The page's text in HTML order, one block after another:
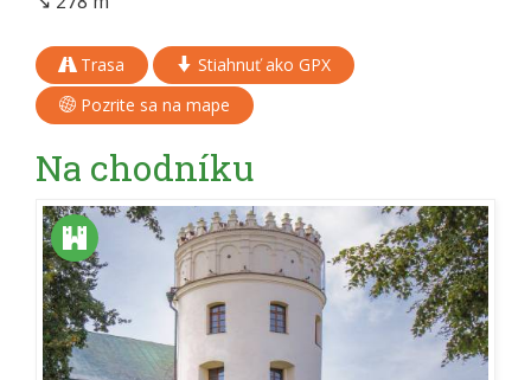
Trasa
Stiahnuť ako GPX
Pozrite sa na mape
Na chodníku